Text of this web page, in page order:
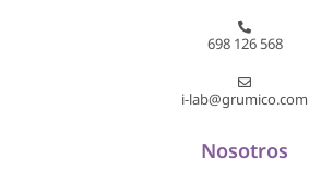
698 126 568
i-lab@grumico.com
Nosotros